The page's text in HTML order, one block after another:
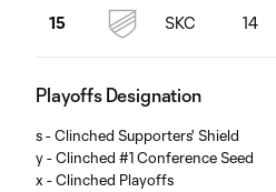
15 SKC 14
Playoffs Designation
s - Clinched Supporters' Shield
y - Clinched #1 Conference Seed
x - Clinched Playoffs